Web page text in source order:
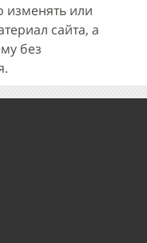
изменять или
сайта, а
без